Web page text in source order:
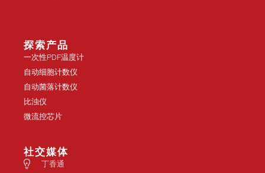
探索产品
一次性PDF温度计
自动细胞计数仪
自动菌落计数仪
比浊仪
微流控芯片
社交媒体
丁香通